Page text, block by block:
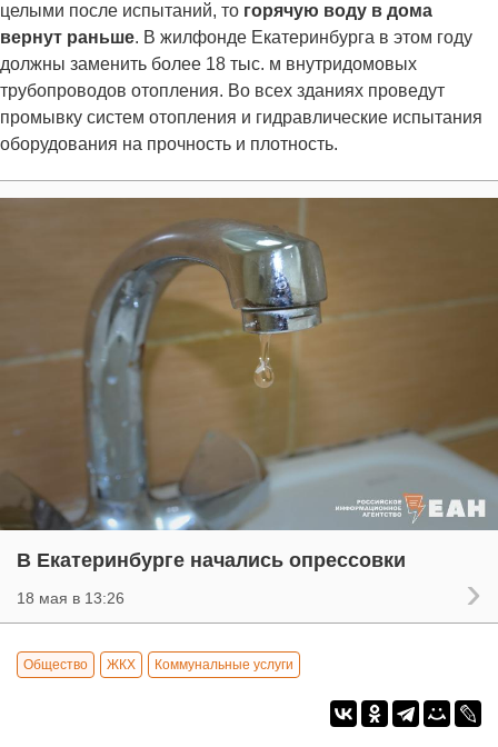
целыми после испытаний, то горячую воду в дома
вернут раньше. В жилфонде Екатеринбурга в этом году
должны заменить более 18 тыс. м внутридомовых
трубопроводов отопления. Во всех зданиях проведут
промывку систем отопления и гидравлические испытания
оборудования на прочность и плотность.
В Екатеринбурге начались опрессовки
18 мая в 13:26
Общество ЖКХ Коммунальные услуги